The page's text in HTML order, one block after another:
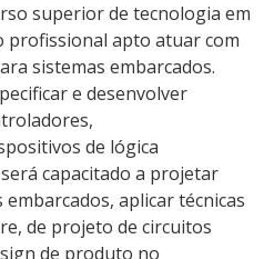
superior de tecnologia em
profissional apto atuar com
sistemas embarcados.
e desenvolver
de lógica
capacitado a projetar
aplicar técnicas
de projeto de circuitos
de produto no